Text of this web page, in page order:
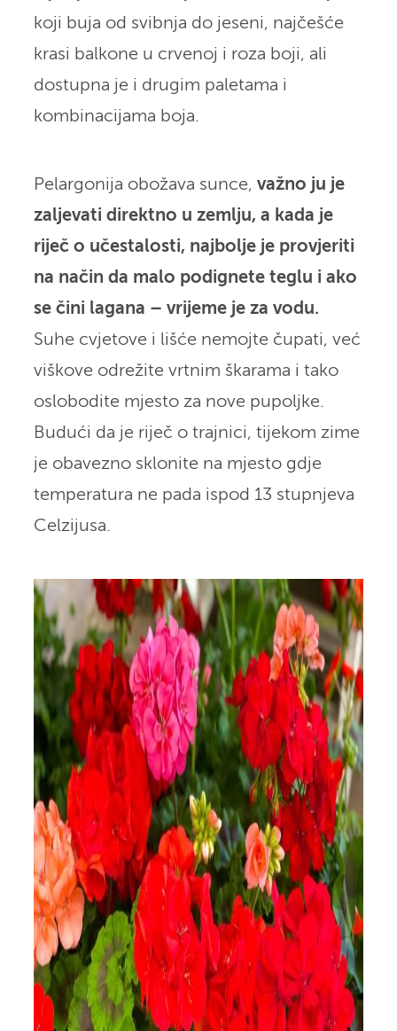
koji buja od svibnja do jeseni, najčešće
krasi balkone u crvenoj i roza boji, ali
dostupna je i drugim paletama i
kombinacijama boja.
Pelargonija obožava sunce, važno ju je
zaljevati direktno u zemlju, a kada je
riječ o učestalosti, najbolje je provjeriti
na način da malo podignete teglu i ako
se čini lagana – vrijeme je za vodu.
Suhe cvjetove i lišće nemojte čupati, već
viškove odrežite vrtnim škarama i tako
oslobodite mjesto za nove pupoljke.
Budući da je riječ o trajnici, tijekom zime
je obavezno sklonite na mjesto gdje
temperatura ne pada ispod 13 stupnjeva
Celzijusa.